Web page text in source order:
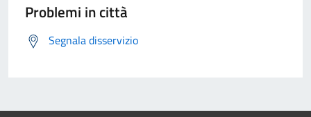
Problemi in città
Segnala disservizio